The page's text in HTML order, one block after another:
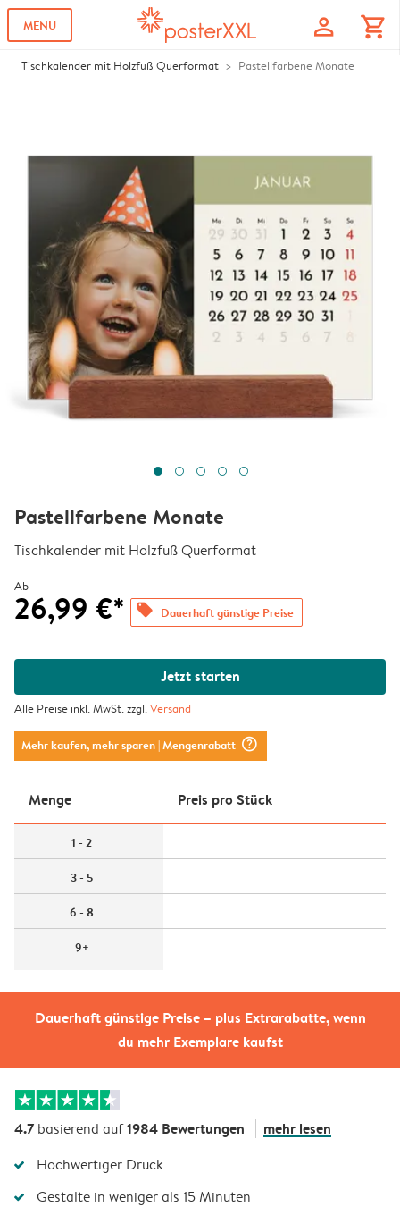
MENU profile shopping_cart
Tischkalender mit Holzfuß Querformat Pastellfarbene Monate
Dauerhaft günstige Preise – plus Extrarabatte, wenn
du mehr Exemplare kaufst
Pastellfarbene Monate
Tischkalender mit Holzfuß Querformat
Ab
26,99 €* offers Dauerhaft günstige Preise
Jetzt starten
Alle Preise inkl. MwSt. zzgl.Versand
Mehr kaufen, mehr sparen| Mengenrabatt question_mark_circle
Menge Preis pro Stück
1 - 2
3 - 5
6 - 8
9+
4.7 basierend auf1984 Bewertungen mehr lesen
Hochwertiger Druck
Gestalte in weniger als 15 Minuten